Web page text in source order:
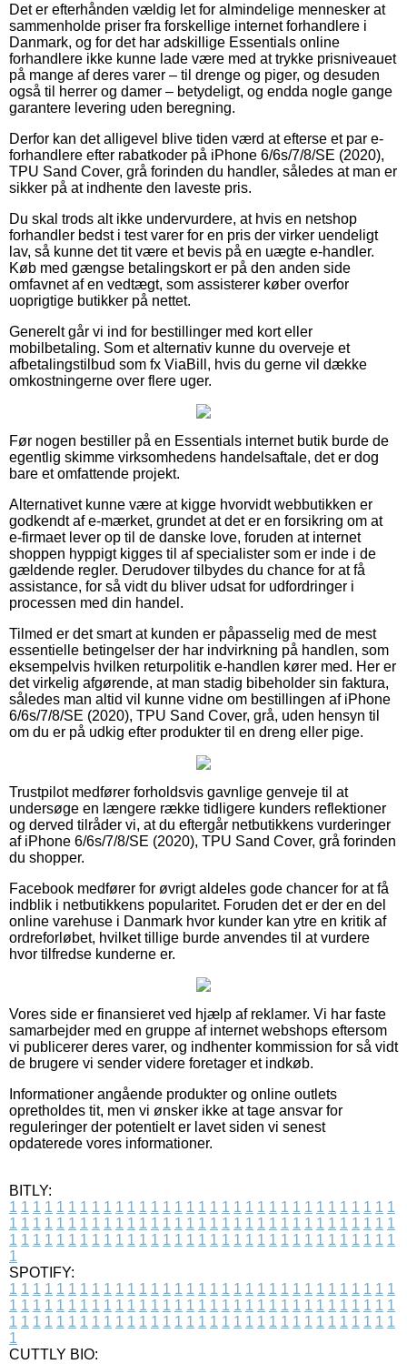
Det er efterhånden vældig let for almindelige mennesker at
sammenholde priser fra forskellige internet forhandlere i
Danmark, og for det har adskillige Essentials online
forhandlere ikke kunne lade være med at trykke prisniveauet
på mange af deres varer – til drenge og piger, og desuden
også til herrer og damer – betydeligt, og endda nogle gange
garantere levering uden beregning.
Derfor kan det alligevel blive tiden værd at efterse et par e-
forhandlere efter rabatkoder på iPhone 6/6s/7/8/SE (2020),
TPU Sand Cover, grå forinden du handler, således at man er
sikker på at indhente den laveste pris.
Du skal trods alt ikke undervurdere, at hvis en netshop
forhandler bedst i test varer for en pris der virker uendeligt
lav, så kunne det tit være et bevis på en uægte e-handler.
Køb med gængse betalingskort er på den anden side
omfavnet af en vedtægt, som assisterer køber overfor
uoprigtige butikker på nettet.
Generelt går vi ind for bestillinger med kort eller
mobilbetaling. Som et alternativ kunne du overveje et
afbetalingstilbud som fx ViaBill, hvis du gerne vil dække
omkostningerne over flere uger.
Før nogen bestiller på en Essentials internet butik burde de
egentlig skimme virksomhedens handelsaftale, det er dog
bare et omfattende projekt.
Alternativet kunne være at kigge hvorvidt webbutikken er
godkendt af e-mærket, grundet at det er en forsikring om at
e-firmaet lever op til de danske love, foruden at internet
shoppen hyppigt kigges til af specialister som er inde i de
gældende regler. Derudover tilbydes du chance for at få
assistance, for så vidt du bliver udsat for udfordringer i
processen med din handel.
Tilmed er det smart at kunden er påpasselig med de mest
essentielle betingelser der har indvirkning på handlen, som
eksempelvis hvilken returpolitik e-handlen kører med. Her er
det virkelig afgørende, at man stadig bibeholder sin faktura,
således man altid vil kunne vidne om bestillingen af iPhone
6/6s/7/8/SE (2020), TPU Sand Cover, grå, uden hensyn til
om du er på udkig efter produkter til en dreng eller pige.
Trustpilot medfører forholdsvis gavnlige genveje til at
undersøge en længere række tidligere kunders reflektioner
og derved tilråder vi, at du eftergår netbutikkens vurderinger
af iPhone 6/6s/7/8/SE (2020), TPU Sand Cover, grå forinden
du shopper.
Facebook medfører for øvrigt aldeles gode chancer for at få
indblik i netbutikkens popularitet. Foruden det er der en del
online varehuse i Danmark hvor kunder kan ytre en kritik af
ordreforløbet, hvilket tillige burde anvendes til at vurdere
hvor tilfredse kunderne er.
Vores side er finansieret ved hjælp af reklamer. Vi har faste
samarbejder med en gruppe af internet webshops eftersom
vi publicerer deres varer, og indhenter kommission for så vidt
de brugere vi sender videre foretager et indkøb.
Informationer angående produkter og online outlets
opretholdes tit, men vi ønsker ikke at tage ansvar for
reguleringer der potentielt er lavet siden vi senest
opdaterede vores informationer.
BITLY:
1 1 1 1 1 1 1 1 1 1 1 1 1 1 1 1 1 1 1 1 1 1 1 1 1 1 1 1 1 1 1 1 1
1 1 1 1 1 1 1 1 1 1 1 1 1 1 1 1 1 1 1 1 1 1 1 1 1 1 1 1 1 1 1 1 1
1 1 1 1 1 1 1 1 1 1 1 1 1 1 1 1 1 1 1 1 1 1 1 1 1 1 1 1 1 1 1 1 1
1
SPOTIFY:
1 1 1 1 1 1 1 1 1 1 1 1 1 1 1 1 1 1 1 1 1 1 1 1 1 1 1 1 1 1 1 1 1
1 1 1 1 1 1 1 1 1 1 1 1 1 1 1 1 1 1 1 1 1 1 1 1 1 1 1 1 1 1 1 1 1
1 1 1 1 1 1 1 1 1 1 1 1 1 1 1 1 1 1 1 1 1 1 1 1 1 1 1 1 1 1 1 1 1
1
CUTTLY BIO: